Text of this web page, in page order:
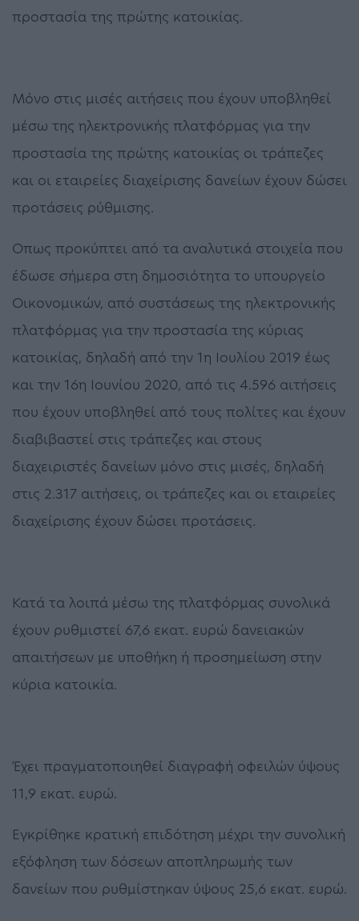
προστασία της πρώτης κατοικίας.
Μόνο στις μισές αιτήσεις που έχουν υποβληθεί
μέσω της ηλεκτρονικής πλατφόρμας για την
προστασία της πρώτης κατοικίας οι τράπεζες
και οι εταιρείες διαχείρισης δανείων έχουν δώσει
προτάσεις ρύθμισης.
Οπως προκύπτει από τα αναλυτικά στοιχεία που
έδωσε σήμερα στη δημοσιότητα το υπουργείο
Οικονομικών, από συστάσεως της ηλεκτρονικής
πλατφόρμας για την προστασία της κύριας
κατοικίας, δηλαδή από την 1η Ιουλίου 2019 έως
και την 16η Ιουνίου 2020, από τις 4.596 αιτήσεις
που έχουν υποβληθεί από τους πολίτες και έχουν
διαβιβαστεί στις τράπεζες και στους
διαχειριστές δανείων μόνο στις μισές, δηλαδή
στις 2.317 αιτήσεις, οι τράπεζες και οι εταιρείες
διαχείρισης έχουν δώσει προτάσεις.
Κατά τα λοιπά μέσω της πλατφόρμας συνολικά
έχουν ρυθμιστεί 67,6 εκατ. ευρώ δανειακών
απαιτήσεων με υποθήκη ή προσημείωση στην
κύρια κατοικία.
Έχει πραγματοποιηθεί διαγραφή οφειλών ύψους
11,9 εκατ. ευρώ.
Εγκρίθηκε κρατική επιδότηση μέχρι την συνολική
εξόφληση των δόσεων αποπληρωμής των
δανείων που ρυθμίστηκαν ύψους 25,6 εκατ. ευρώ.